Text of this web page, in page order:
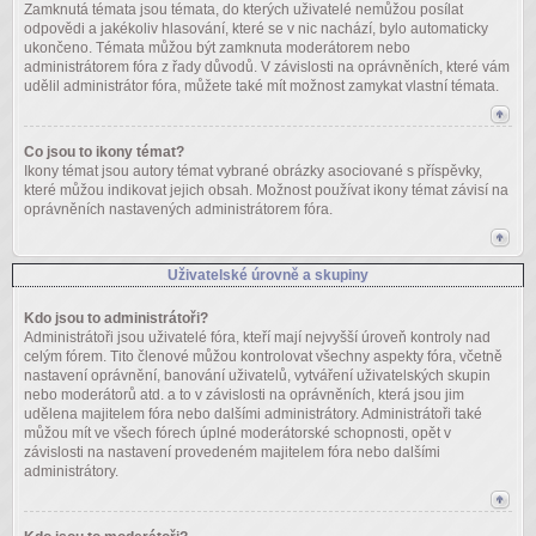
Zamknutá témata jsou témata, do kterých uživatelé nemůžou posílat
odpovědi a jakékoliv hlasování, které se v nic nachází, bylo automaticky
ukončeno. Témata můžou být zamknuta moderátorem nebo
administrátorem fóra z řady důvodů. V závislosti na oprávněních, které vám
udělil administrátor fóra, můžete také mít možnost zamykat vlastní témata.
Co jsou to ikony témat?
Ikony témat jsou autory témat vybrané obrázky asociované s příspěvky,
které můžou indikovat jejich obsah. Možnost používat ikony témat závisí na
oprávněních nastavených administrátorem fóra.
Uživatelské úrovně a skupiny
Kdo jsou to administrátoři?
Administrátoři jsou uživatelé fóra, kteří mají nejvyšší úroveň kontroly nad
celým fórem. Tito členové můžou kontrolovat všechny aspekty fóra, včetně
nastavení oprávnění, banování uživatelů, vytváření uživatelských skupin
nebo moderátorů atd. a to v závislosti na oprávněních, která jsou jim
udělena majitelem fóra nebo dalšími administrátory. Administrátoři také
můžou mít ve všech fórech úplné moderátorské schopnosti, opět v
závislosti na nastavení provedeném majitelem fóra nebo dalšími
administrátory.